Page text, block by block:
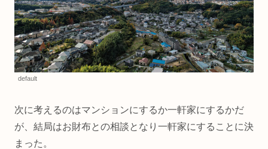
default
次に考えるのはマンションにするか一軒家にするかだ
が、結局はお財布との相談となり一軒家にすることに決
まった。